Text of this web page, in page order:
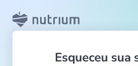
Esqueceu sua